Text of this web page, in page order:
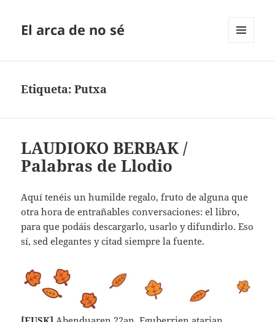
El arca de no sé
Etiqueta:Putxa
LAUDIOKO BERBAK /
Palabras de Llodio
Aquí tenéis un humilde regalo, fruto de alguna que
otra hora de entrañables conversaciones: el libro,
para que podáis descargarlo, usarlo y difundirlo. Eso
sí, sed elegantes y citad siempre la fuente.